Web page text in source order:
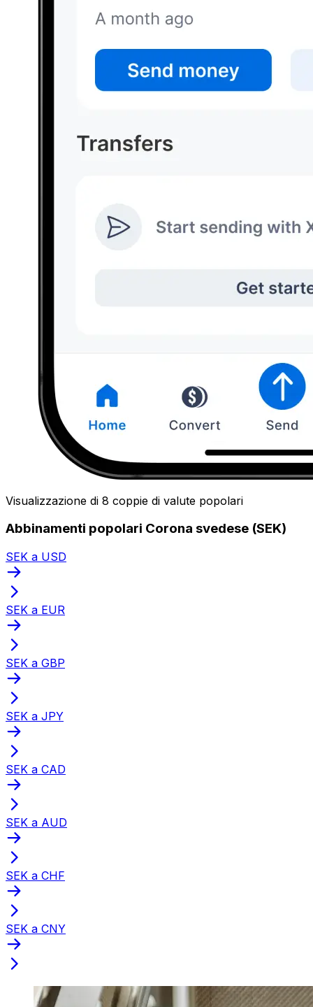
Visualizzazione di 8 coppie di valute popolari
Abbinamenti popolari Corona svedese (SEK)
SEK a USD
SEK a EUR
SEK a GBP
SEK a JPY
SEK a CAD
SEK a AUD
SEK a CHF
SEK a CNY